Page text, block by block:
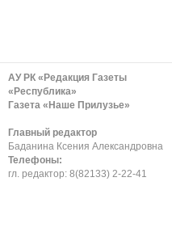
АУ РК «Редакция Газеты
«Республика»
Газета «Наше Прилузье»
Главный редактор
Баданина Ксения Александровна
Телефоны:
гл. редактор: 8(82133) 2-22-41